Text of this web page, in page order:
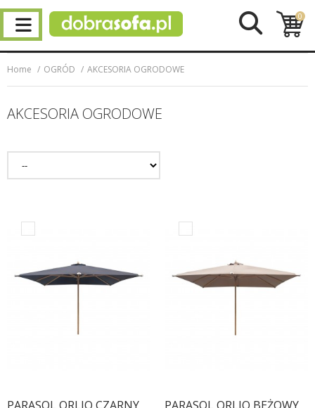
0
Home OGRÓD AKCESORIA OGRODOWE
AKCESORIA OGRODOWE